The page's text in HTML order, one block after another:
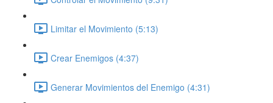
Limitar el Movimiento (5:13)
Crear Enemigos (4:37)
Generar Movimientos del Enemigo (4:31)